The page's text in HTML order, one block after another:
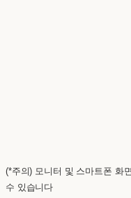
(*주의) 모니터 및 스마트폰 화
수 있습니다